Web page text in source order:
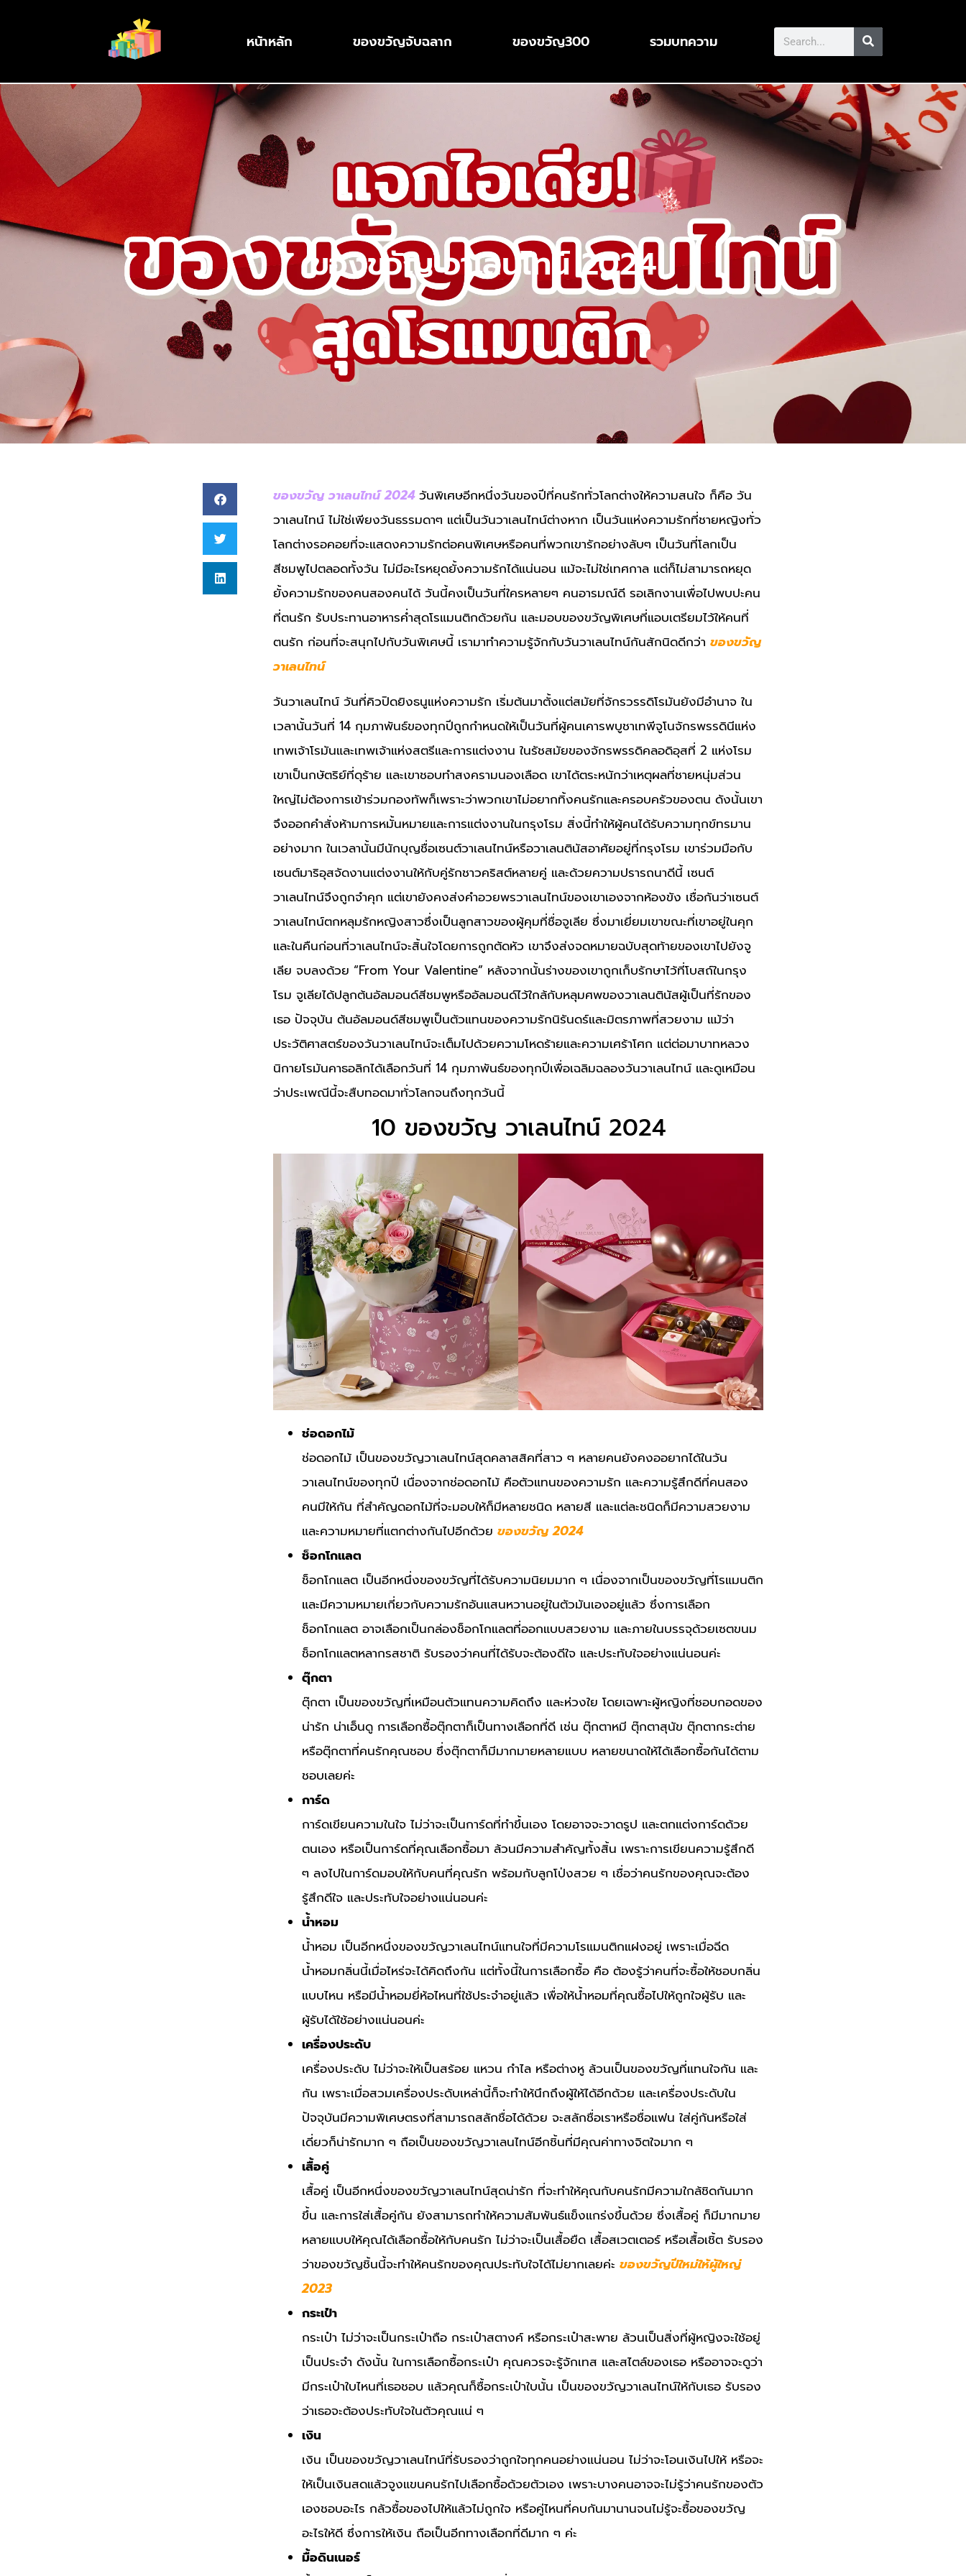
หน้าหลัก ของขวัญจับฉลาก ของขวัญ300 รวมบทความ
ของขวัญ วาเลนไทน์ 2024
ของขวัญ วาเลนไทน์ 2024วันพิเศษอีกหนึ่งวันของปีที่คนรักทั่วโลกต่างให้ความสนใจ ก็คือ วัน
วาเลนไทน์ ไม่ใช่เพียงวันธรรมดาๆ แต่เป็นวันวาเลนไทน์ต่างหาก เป็นวันแห่งความรักที่ชายหญิงทั่ว
โลกต่างรอคอยที่จะแสดงความรักต่อคนพิเศษหรือคนที่พวกเขารักอย่างลับๆ เป็นวันที่โลกเป็น
สีชมพูไปตลอดทั้งวัน ไม่มีอะไรหยุดยั้งความรักได้แน่นอน แม้จะไม่ใช่เทศกาล แต่ก็ไม่สามารถหยุด
ยั้งความรักของคนสองคนได้ วันนี้คงเป็นวันที่ใครหลายๆ คนอารมณ์ดี รอเลิกงานเพื่อไปพบปะคน
ที่ตนรัก รับประทานอาหารค่ำสุดโรแมนติกด้วยกัน และมอบของขวัญพิเศษที่แอบเตรียมไว้ให้คนที่
ตนรัก ก่อนที่จะสนุกไปกับวันพิเศษนี้ เรามาทำความรู้จักกับวันวาเลนไทน์กันสักนิดดีกว่า ของขวัญ
วาเลนไทน์
วันวาเลนไทน์ วันที่คิวปิดยิงธนูแห่งความรัก เริ่มต้นมาตั้งแต่สมัยที่จักรวรรดิโรมันยังมีอำนาจ ใน
เวลานั้นวันที่ 14 กุมภาพันธ์ของทุกปีถูกกำหนดให้เป็นวันที่ผู้คนเคารพบูชาเทพีจูโนจักรพรรดินีแห่ง
เทพเจ้าโรมันและเทพเจ้าแห่งสตรีและการแต่งงาน ในรัชสมัยของจักรพรรดิคลอดิอุสที่ 2 แห่งโรม
เขาเป็นกษัตริย์ที่ดุร้าย และเขาชอบทำสงครามนองเลือด เขาได้ตระหนักว่าเหตุผลที่ชายหนุ่มส่วน
ใหญ่ไม่ต้องการเข้าร่วมกองทัพก็เพราะว่าพวกเขาไม่อยากทิ้งคนรักและครอบครัวของตน ดังนั้นเขา
จึงออกคำสั่งห้ามการหมั้นหมายและการแต่งงานในกรุงโรม สิ่งนี้ทำให้ผู้คนได้รับความทุกข์ทรมาน
อย่างมาก ในเวลานั้นมีนักบุญชื่อเซนต์วาเลนไทน์หรือวาเลนตินัสอาศัยอยู่ที่กรุงโรม เขาร่วมมือกับ
เซนต์มาริอุสจัดงานแต่งงานให้กับคู่รักชาวคริสต์หลายคู่ และด้วยความปรารถนาดีนี้ เซนต์
วาเลนไทน์จึงถูกจำคุก แต่เขายังคงส่งคำอวยพรวาเลนไทน์ของเขาเองจากห้องขัง เชื่อกันว่าเซนต์
วาเลนไทน์ตกหลุมรักหญิงสาวซึ่งเป็นลูกสาวของผู้คุมที่ชื่อจูเลีย ซึ่งมาเยี่ยมเขาขณะที่เขาอยู่ในคุก
และในคืนก่อนที่วาเลนไทน์จะสิ้นใจโดยการถูกตัดหัว เขาจึงส่งจดหมายฉบับสุดท้ายของเขาไปยังจู
เลีย จบลงด้วย “From Your Valentine” หลังจากนั้นร่างของเขาถูกเก็บรักษาไว้ที่โบสถ์ในกรุง
โรม จูเลียได้ปลูกต้นอัลมอนด์สีชมพูหรืออัลมอนด์ไว้ใกล้กับหลุมศพของวาเลนตินัสผู้เป็นที่รักของ
เธอ ปัจจุบัน ต้นอัลมอนด์สีชมพูเป็นตัวแทนของความรักนิรันดร์และมิตรภาพที่สวยงาม แม้ว่า
ประวัติศาสตร์ของวันวาเลนไทน์จะเต็มไปด้วยความโหดร้ายและความเศร้าโศก แต่ต่อมาบาทหลวง
นิกายโรมันคาธอลิกได้เลือกวันที่ 14 กุมภาพันธ์ของทุกปีเพื่อเฉลิมฉลองวันวาเลนไทน์ และดูเหมือน
ว่าประเพณีนี้จะสืบทอดมาทั่วโลกจนถึงทุกวันนี้
10 ของขวัญ วาเลนไทน์ 2024
ช่อดอกไม้
ช่อดอกไม้ เป็นของขวัญวาเลนไทน์สุดคลาสสิคที่สาว ๆ หลายคนยังคงออยากได้ในวัน
วาเลนไทน์ของทุกปี เนื่องจากช่อดอกไม้ คือตัวแทนของความรัก และความรู้สึกดีที่คนสอง
คนมีให้กัน ที่สำคัญดอกไม้ที่จะมอบให้ก็มีหลายชนิด หลายสี และแต่ละชนิดก็มีความสวยงาม
และความหมายที่แตกต่างกันไปอีกด้วย ของขวัญ 2024
ช็อกโกแลต
ช็อกโกแลต เป็นอีกหนึ่งของขวัญที่ได้รับความนิยมมาก ๆ เนื่องจากเป็นของขวัญที่โรแมนติก
และมีความหมายเกี่ยวกับความรักอันแสนหวานอยู่ในตัวมันเองอยู่แล้ว ซึ่งการเลือก
ช็อกโกแลต อาจเลือกเป็นกล่องช็อกโกแลตที่ออกแบบสวยงาม และภายในบรรจุด้วยเซตขนม
ช็อกโกแลตหลากรสชาติ รับรองว่าคนที่ได้รับจะต้องดีใจ และประทับใจอย่างแน่นอนค่ะ
ตุ๊กตา
ตุ๊กตา เป็นของขวัญที่เหมือนตัวแทนความคิดถึง และห่วงใย โดยเฉพาะผู้หญิงที่ชอบกอดของ
น่ารัก น่าเอ็นดู การเลือกซื้อตุ๊กตาก็เป็นทางเลือกที่ดี เช่น ตุ๊กตาหมี ตุ๊กตาสุนัข ตุ๊กตากระต่าย
หรือตุ๊กตาที่คนรักคุณชอบ ซึ่งตุ๊กตาก็มีมากมายหลายแบบ หลายขนาดให้ได้เลือกซื้อกันได้ตาม
ชอบเลยค่ะ
การ์ด
การ์ดเขียนความในใจ ไม่ว่าจะเป็นการ์ดที่ทำขึ้นเอง โดยอาจจะวาดรูป และตกแต่งการ์ดด้วย
ตนเอง หรือเป็นการ์ดที่คุณเลือกซื้อมา ล้วนมีความสำคัญทั้งสิ้น เพราะการเขียนความรู้สึกดี
ๆ ลงไปในการ์ดมอบให้กับคนที่คุณรัก พร้อมกับลูกโป่งสวย ๆ เชื่อว่าคนรักของคุณจะต้อง
รู้สึกดีใจ และประทับใจอย่างแน่นอนค่ะ
น้ำหอม
น้ำหอม เป็นอีกหนึ่งของขวัญวาเลนไทน์แทนใจที่มีความโรแมนติกแฝงอยู่ เพราะเมื่อฉีด
น้ำหอมกลิ่นนี้เมื่อไหร่จะได้คิดถึงกัน แต่ทั้งนี้ในการเลือกซื้อ คือ ต้องรู้ว่าคนที่จะซื้อให้ชอบกลิ่น
แบบไหน หรือมีน้ำหอมยี่ห้อไหนที่ใช้ประจำอยู่แล้ว เพื่อให้น้ำหอมที่คุณซื้อไปให้ถูกใจผู้รับ และ
ผู้รับได้ใช้อย่างแน่นอนค่ะ
เครื่องประดับ
เครื่องประดับ ไม่ว่าจะให้เป็นสร้อย แหวน กำไล หรือต่างหู ล้วนเป็นของขวัญที่แทนใจกัน และ
กัน เพราะเมื่อสวมเครื่องประดับเหล่านี้ก็จะทำให้นึกถึงผู้ให้ได้อีกด้วย และเครื่องประดับใน
ปัจจุบันมีความพิเศษตรงที่สามารถสลักชื่อได้ด้วย จะสลักชื่อเราหรือชื่อแฟน ใส่คู่กันหรือใส่
เดี่ยวก็น่ารักมาก ๆ ถือเป็นของขวัญวาเลนไทน์อีกชิ้นที่มีคุณค่าทางจิตใจมาก ๆ
เสื้อคู่
เสื้อคู่ เป็นอีกหนึ่งของขวัญวาเลนไทน์สุดน่ารัก ที่จะทำให้คุณกับคนรักมีความใกล้ชิดกันมาก
ขึ้น และการใส่เสื้อคู่กัน ยังสามารถทำให้ความสัมพันธ์แข็งแกร่งขึ้นด้วย ซึ่งเสื้อคู่ ก็มีมากมาย
หลายแบบให้คุณได้เลือกซื้อให้กับคนรัก ไม่ว่าจะเป็นเสื้อยืด เสื้อสเวตเตอร์ หรือเสื้อเชิ้ต รับรอง
ว่าของขวัญชิ้นนี้จะทำให้คนรักของคุณประทับใจได้ไม่ยากเลยค่ะ ของขวัญปีใหม่ให้ผู้ใหญ่
2023
กระเป๋า
กระเป๋า ไม่ว่าจะเป็นกระเป๋าถือ กระเป๋าสตางค์ หรือกระเป๋าสะพาย ล้วนเป็นสิ่งที่ผู้หญิงจะใช้อยู่
เป็นประจำ ดังนั้น ในการเลือกซื้อกระเป๋า คุณควรจะรู้จักเทส และสไตล์ของเธอ หรืออาจจะดูว่า
มีกระเป๋าใบไหนที่เธอชอบ แล้วคุณก็ซื้อกระเป๋าใบนั้น เป็นของขวัญวาเลนไทน์ให้กับเธอ รับรอง
ว่าเธอจะต้องประทับใจในตัวคุณแน่ ๆ
เงิน
เงิน เป็นของขวัญวาเลนไทน์ที่รับรองว่าถูกใจทุกคนอย่างแน่นอน ไม่ว่าจะโอนเงินไปให้ หรือจะ
ให้เป็นเงินสดแล้วจูงแขนคนรักไปเลือกซื้อด้วยตัวเอง เพราะบางคนอาจจะไม่รู้ว่าคนรักของตัว
เองชอบอะไร กลัวซื้อของไปให้แล้วไม่ถูกใจ หรือคู่ไหนที่คบกันมานานจนไม่รู้จะซื้อของขวัญ
อะไรให้ดี ซึ่งการให้เงิน ถือเป็นอีกทางเลือกที่ดีมาก ๆ ค่ะ
มื้อดินเนอร์